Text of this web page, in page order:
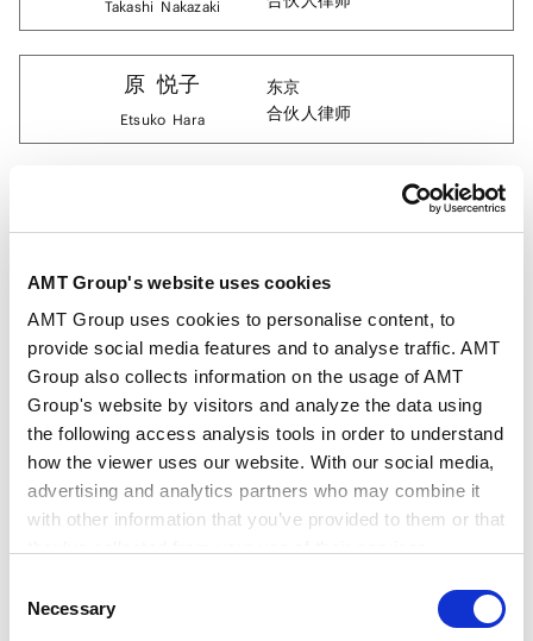
AMT Group's website uses cookies
AMT Group uses cookies to personalise content, to
provide social media features and to analyse traffic. AMT
Group also collects information on the usage of AMT
Group's website by visitors and analyze the data using
the following access analysis tools in order to understand
how the viewer uses our website. With our social media,
advertising and analytics partners who may combine it
with other information that you’ve provided to them or that
Google Analytics, Google Search Console
Selection
Necessary
Takashi Nakazaki
原 悦子
Etsuko Hara
东京
合伙人律师
Tomoki Debari
额田 雄一郎
Yuichiro Nukada
东京
合伙人律师
则史
Norifumi Takeuchi
东京
合伙人律师